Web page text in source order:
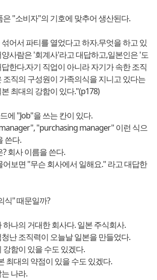
은 "소비자"의 기호에 맞추어 생산된다.
어서 파티를 열었다고 하자.무엇을 하고 있
사람은 '회계사'라고 대답하고,일본인은 '도
한다.자기 직업이 아니라 자기가 속한 조직
조직의 구성원이 가족의식을 지니고 있다는
최대의 강함이 있다."(p178)
에 "Job"을 쓰는 칸이 있다.
"purchasing manager" 이런 식으
쓴다.
회사 이름을 쓴다.
어보면 "무슨 회사에서 일해요." 라고 대답한
식" 때문일까?
나의 거대한 회사다. 일본 주식회사.
난 조직력이 오늘날 일본을 만들었다.
함이 있을 수도 있겠다.
최대의 약점이 있을 수도 있겠다.
나라.